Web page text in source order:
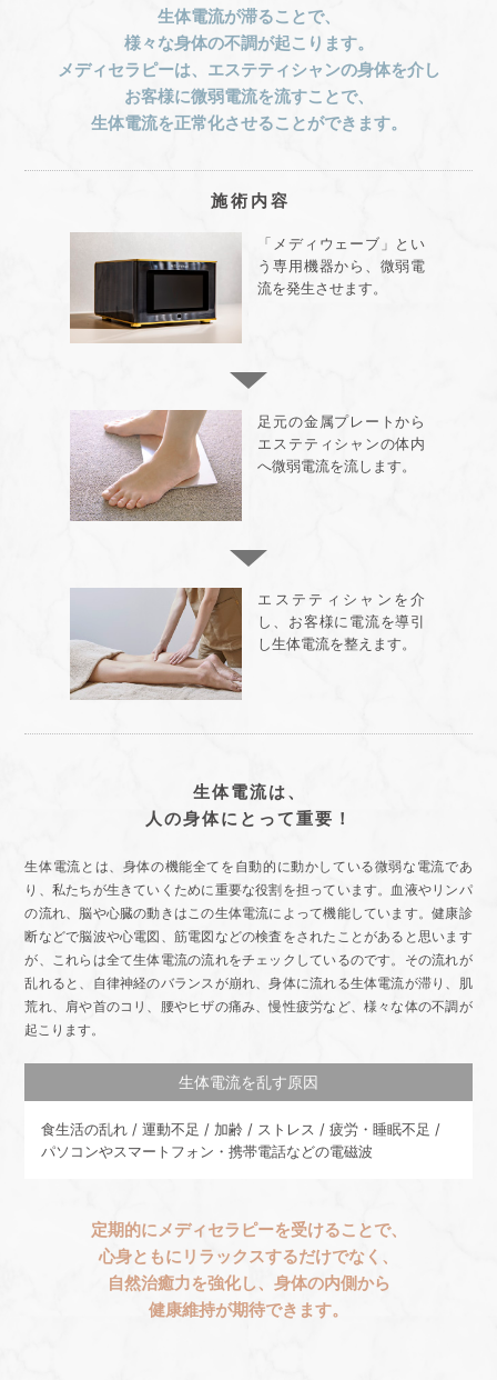
生体電流が滞ることで、
様々な身体の不調が起こります。
メディセラピーは、エステティシャンの身体を介し
お客様に微弱電流を流すことで、
生体電流を正常化させることができます。
施術内容
「メディウェーブ」とい
う専用機器から、微弱電
流を発生させます。
足元の金属プレートから
エステティシャンの体内
へ微弱電流を流します。
エステティシャンを介
し、お客様に電流を導引
し生体電流を整えます。
生体電流は、
人の身体にとって重要！
生体電流とは、身体の機能全てを自動的に動かしている微弱な電流であ
り、私たちが生きていくために重要な役割を担っています。血液やリンパ
の流れ、脳や心臓の動きはこの生体電流によって機能しています。健康診
断などで脳波や心電図、筋電図などの検査をされたことがあると思います
が、これらは全て生体電流の流れをチェックしているのです。その流れが
乱れると、自律神経のバランスが崩れ、身体に流れる生体電流が滞り、肌
荒れ、肩や首のコリ、腰やヒザの痛み、慢性疲労など、様々な体の不調が
起こります。
生体電流を乱す原因
食生活の乱れ / 運動不足 / 加齢 / ストレス / 疲労・睡眠不足 /
パソコンやスマートフォン・携帯電話などの電磁波
定期的にメディセラピーを受けることで、
心身ともにリラックスするだけでなく、
自然治癒力を強化し、身体の内側から
健康維持が期待できます。